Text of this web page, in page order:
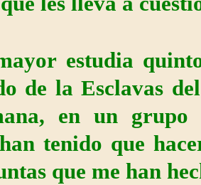
estudia
de la Esclavas
en un
tenido que
que me han